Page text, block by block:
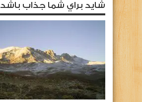
شايد براي شما جذاب باشد